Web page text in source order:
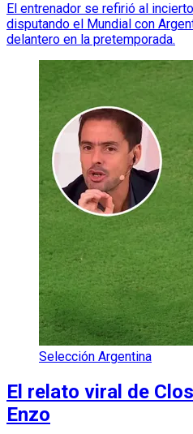
El entrenador se refirió al
disputando el Mundial con
delantero en la pretemporada.
Selección Argentina
El relato viral de
Enzo